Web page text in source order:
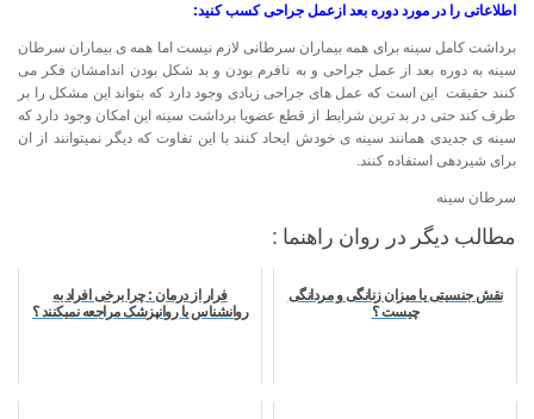
اطلاعاتی را در مورد دوره بعد ازعمل جراحی کسب کنید:
برداشت کامل سینه برای همه بیماران سرطانی لازم نیست اما همه ی بیماران سرطان
سینه به دوره بعد از عمل جراحی و به نافرم بودن و بد شکل بودن اندامشان فکر می
کنند حقیقت این است که عمل های جراحی زیادی وجود دارد که بتواند این مشکل را بر
طرف کند حتی در بد ترین شرایط از قطع عضویا برداشت سینه این امکان وجود دارد که
سینه ی جدیدی همانند سینه ی خودش ایحاد کنند با این تفاوت که دیگر نمیتوانند از ان
برای شیردهی استفاده کنند.
سرطان سینه
مطالب دیگر در روان راهنما :
نقش جنسیتی یا میزان زنانگی و مردانگی
چیست ؟
فرار از درمان : چرا برخی افراد به
روانشناس یا روانپزشک مراجعه نمیکنند ؟